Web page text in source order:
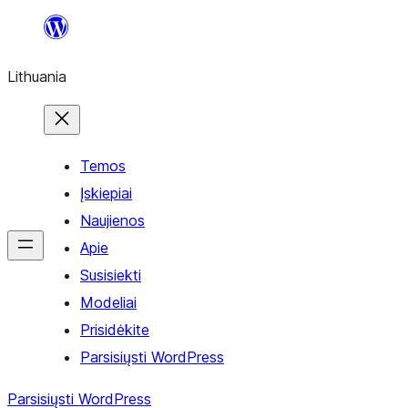
turinio
Lithuania
Temos
Įskiepiai
Naujienos
Apie
Susisiekti
Modeliai
Prisidėkite
Parsisiųsti WordPress
Parsisiųsti WordPress